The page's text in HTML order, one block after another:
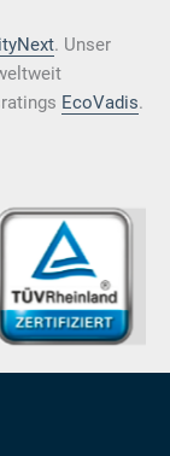
. Unser
EcoVadis.